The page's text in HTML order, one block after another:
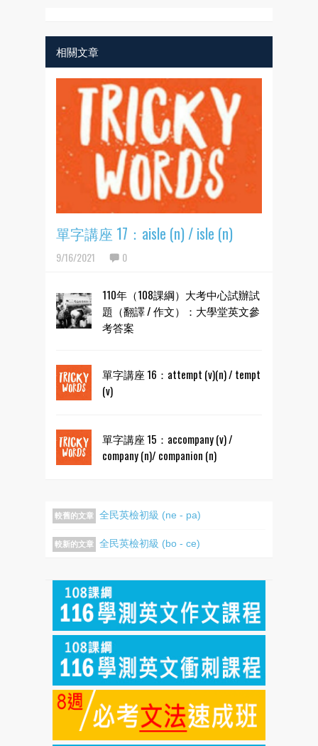
相關文章
單字講座 17：aisle (n) / isle (n)
9/16/2021 0
110年（108課綱）大考中心試辦試
題（翻譯 / 作文）：大學堂英文參
考答案
單字講座 16：attempt (v)(n) / tempt
(v)
單字講座 15：accompany (v) /
company (n)/ companion (n)
較舊的文章 全民英檢初級 (ne - pa)
較新的文章 全民英檢初級 (bo - ce)